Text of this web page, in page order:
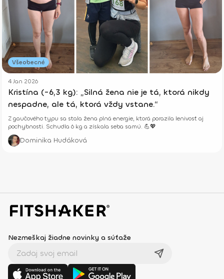
Všeobecné
4 Jan 2026
Kristína (-6,3 kg): „Silná žena nie je tá, ktorá nikdy
nespadne, ale tá, ktorá vždy vstane.“
Z gaučového typu sa stala žena plná energie, ktorá porazila lenivosť aj
pochybnosti. Schudla 6 kg a získala seba samú. 💪💖
Dominika Hudáková
Nezmeškaj žiadne novinky a súťaže